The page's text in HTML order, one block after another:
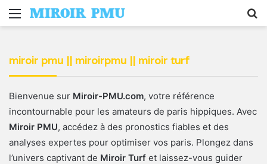
Menu
miroir pmu || miroirpmu || miroir turf
Bienvenue sur Miroir-PMU.com, votre référence
incontournable pour les amateurs de paris hippiques. Avec
Miroir PMU, accédez à des pronostics fiables et des
analyses expertes pour optimiser vos paris. Plongez dans
l’univers captivant de Miroir Turf et laissez-vous guider